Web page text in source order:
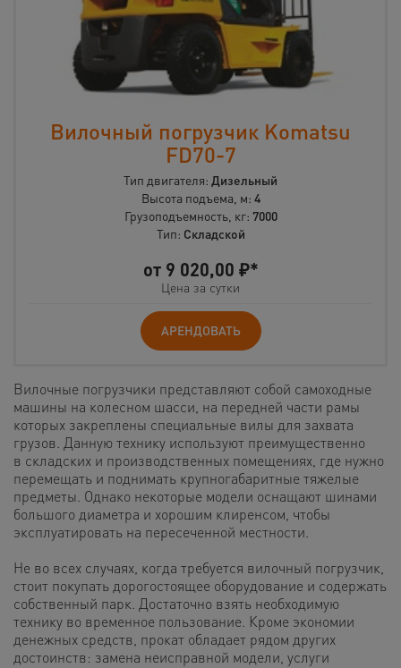
Вилочный погрузчик Komatsu
FD70-7
Тип двигателя: Дизельный
Высота подъема, м: 4
Грузоподъемность, кг: 7000
Тип: Складской
от 9 020,00 ₽*
Цена за сутки
АРЕНДОВАТЬ
Вилочные погрузчики представляют собой самоходные
машины на колесном шасси, на передней части рамы
которых закреплены специальные вилы для захвата
грузов. Данную технику используют преимущественно
в складских и производственных помещениях, где нужно
перемещать и поднимать крупногабаритные тяжелые
предметы. Однако некоторые модели оснащают шинами
большого диаметра и хорошим клиренсом, чтобы
эксплуатировать на пересеченной местности.
Не во всех случаях, когда требуется вилочный погрузчик,
стоит покупать дорогостоящее оборудование и содержать
собственный парк. Достаточно взять необходимую
технику во временное пользование. Кроме экономии
денежных средств, прокат обладает рядом других
достоинств: замена неисправной модели, услуги